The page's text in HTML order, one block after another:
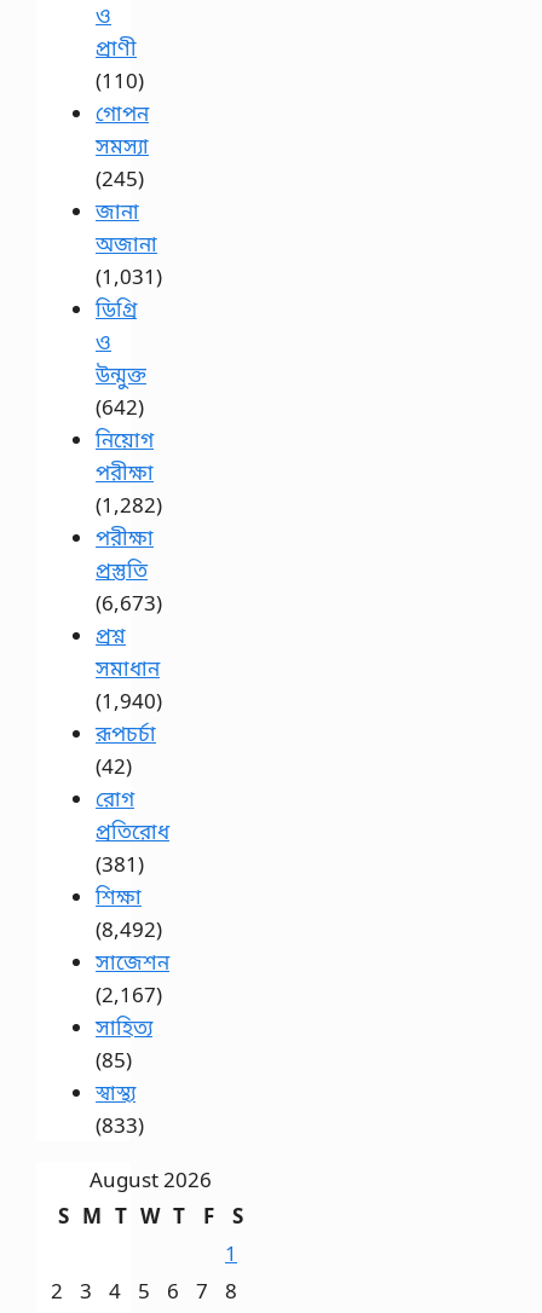
ও
প্রাণী
(110)
গোপন
সমস্যা
(245)
জানা
অজানা
(1,031)
ডিগ্রি
ও
উন্মুক্ত
(642)
নিয়োগ
পরীক্ষা
(1,282)
পরীক্ষা
প্রস্তুতি
(6,673)
প্রশ্ন
সমাধান
(1,940)
রূপচর্চা
(42)
রোগ
প্রতিরোধ
(381)
শিক্ষা
(8,492)
সাজেশন
(2,167)
সাহিত্য
(85)
স্বাস্থ্য
(833)
August 2026
S M T W T F
S
1
2
3 4 5 6 7 8